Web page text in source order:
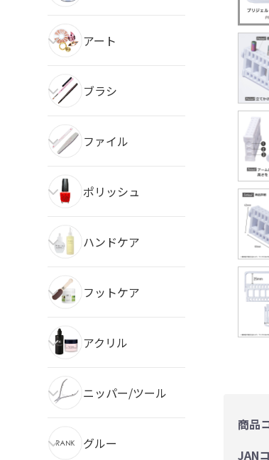
アート
ブラシ
ファイル
ポリッシュ
ハンドケア
フットケア
アクリル
ニッパー/ツール
グルー
商品
JAN